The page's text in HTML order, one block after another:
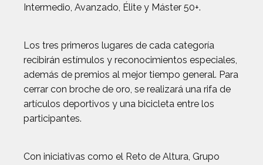
Intermedio, Avanzado, Élite y Máster 50+.
Los tres primeros lugares de cada categoría
recibirán estímulos y reconocimientos especiales,
además de premios al mejor tiempo general. Para
cerrar con broche de oro, se realizará una rifa de
artículos deportivos y una bicicleta entre los
participantes.
Con iniciativas como el Reto de Altura, Grupo